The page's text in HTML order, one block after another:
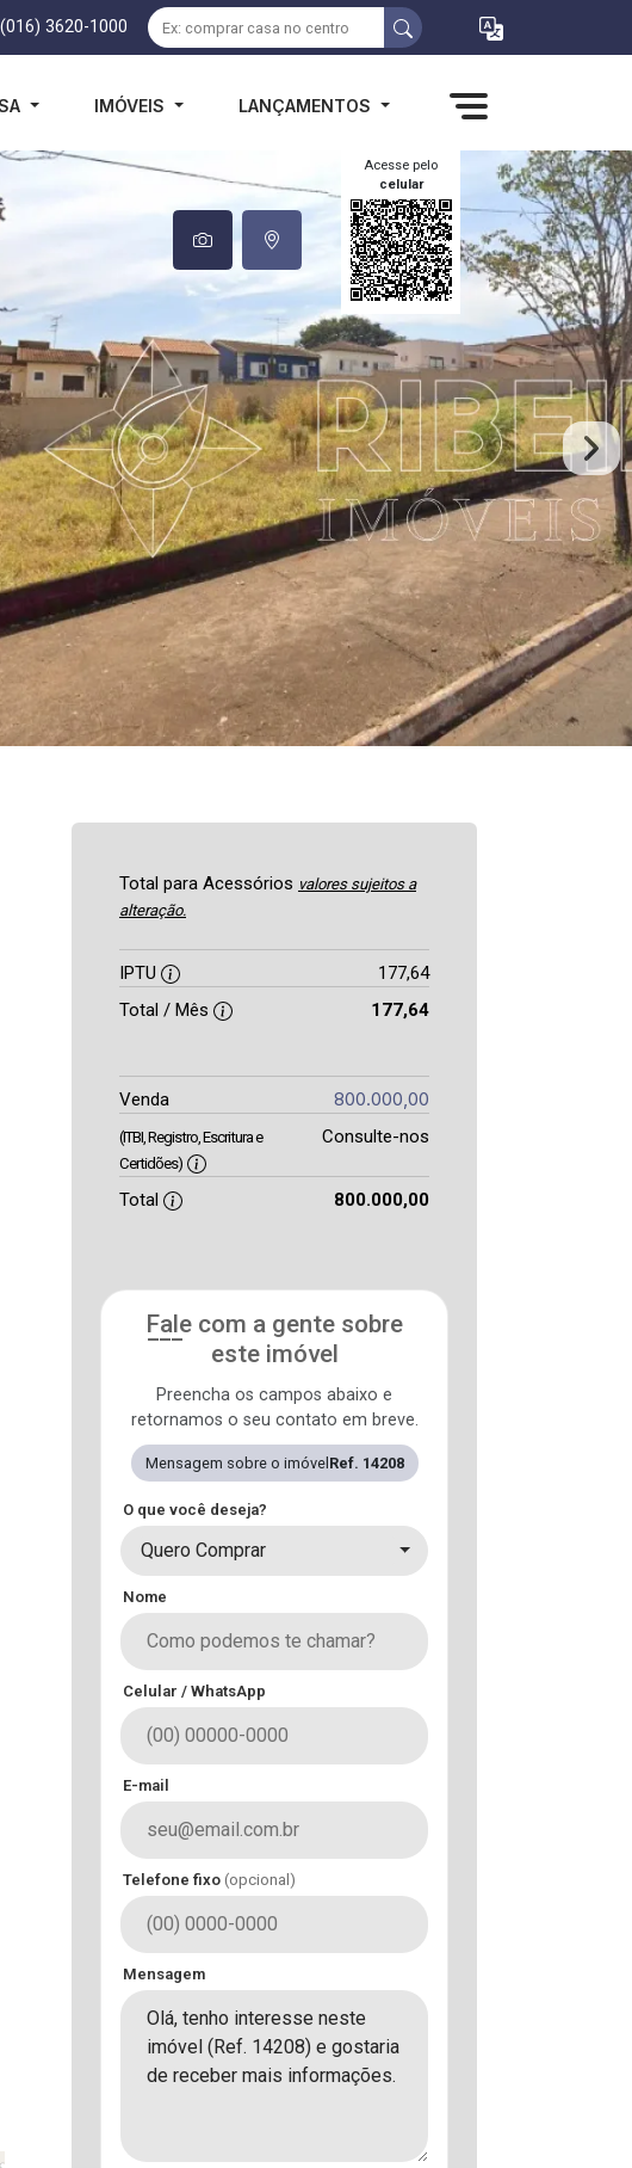
(016) 3620-1000
IMÓVEIS LANÇAMENTOS
Acesse pelo
celular
Total para Acessórios valores sujeitos a
alteração.
IPTU
177,64
Total / Mês
177,64
Venda 800.000,00
(ITBI, Registro, Escritura e
Certidões)
Consulte-nos
Total 800.000,00
Fale com a gente sobre
este imóvel
Preencha os campos abaixo e
retornamos o seu contato em breve.
Mensagem sobre o imóvel Ref. 14208
O que você deseja?
Quero Comprar
Nome
Celular / WhatsApp
E-mail
Telefone fixo (opcional)
Mensagem